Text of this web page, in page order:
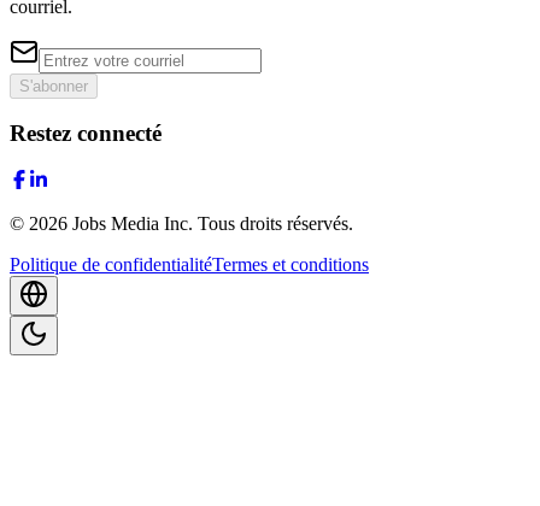
courriel.
S'abonner
Restez connecté
© 2026 Jobs Media Inc. Tous droits réservés.
Politique de confidentialitéTermes et conditions